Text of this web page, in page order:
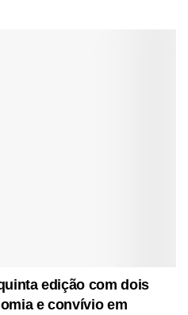
edição com dois
e convívio em